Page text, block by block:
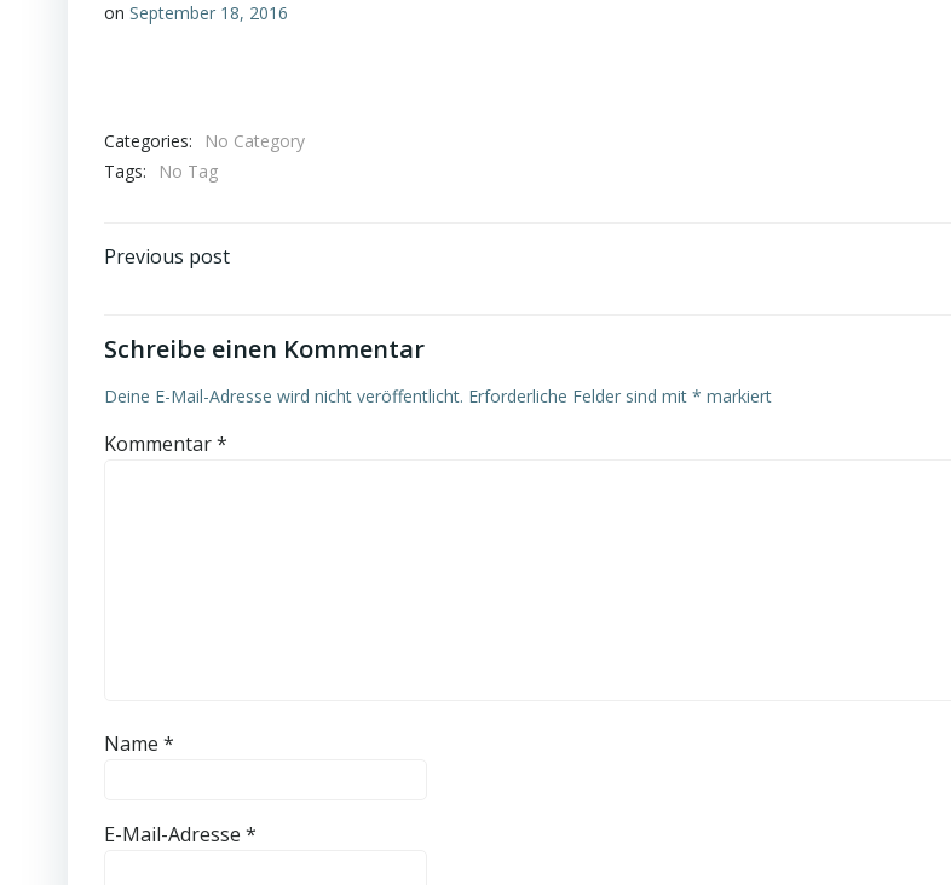
on September 18, 2016
Categories:
No Category
Tags:
No Tag
Beitragsnavigation
Previous post
Schreibe einen Kommentar
Deine E-Mail-Adresse wird nicht veröffentlicht. Erforderliche Felder sind mit * markiert
Kommentar*
Name *
E-Mail-Adresse *